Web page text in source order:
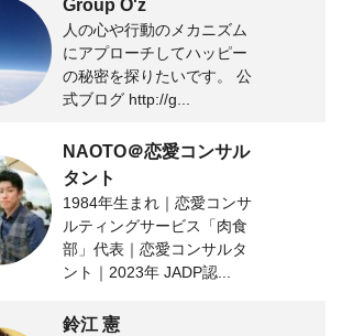
Group O'z
人の心や行動のメカニズム
にアプローチしてハッピー
の秘密を探りたいです。 公
式ブログ http://g...
NAOTO＠恋愛コンサル
タント
1984年生まれ｜恋愛コンサ
ルティングサービス「肉食
部」代表｜恋愛コンサルタ
ント｜2023年 JADP認...
鈴江 憲